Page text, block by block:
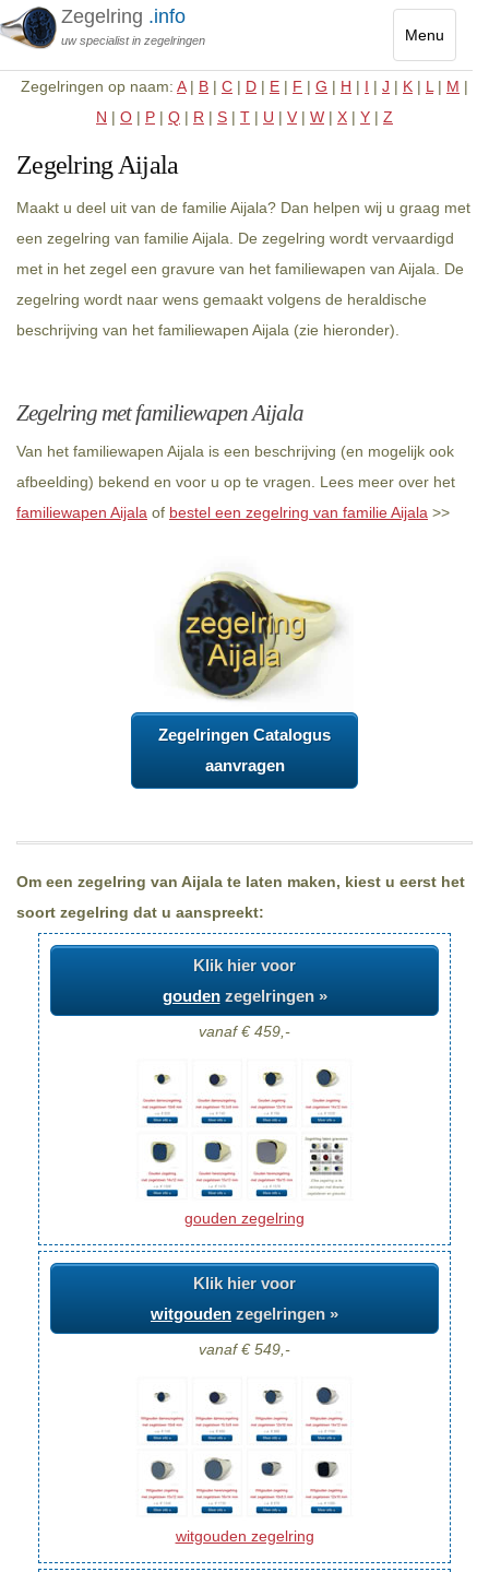
Menu
Toggle
Zegelring .info
uw specialist in zegelringen
Zegelringen op naam: A| B | C | D | E | F | G | H | I | J | K | L | M |
N | O | P | Q | R | S | T | U | V | W | X | Y | Z
Zegelring Aijala
Maakt u deel uit van de familie Aijala? Dan helpen wij u graag met
een zegelring van familie Aijala. De zegelring wordt vervaardigd
met in het zegel een gravure van het familiewapen van Aijala. De
zegelring wordt naar wens gemaakt volgens de heraldische
beschrijving van het familiewapen Aijala (zie hieronder).
Zegelring met familiewapen Aijala
Van het familiewapen Aijala is een beschrijving (en mogelijk ook
afbeelding) bekend en voor u op te vragen. Lees meer over het
familiewapen Aijala of bestel een zegelring van familie Aijala >>
Zegelringen Catalogus
aanvragen
Om een zegelring van Aijala te laten maken, kiest u eerst het
soort zegelring dat u aanspreekt:
Klik hier voor
goudenzegelringen »
vanaf € 459,-
gouden zegelring
Klik hier voor
witgouden zegelringen »
vanaf € 549,-
witgouden zegelring